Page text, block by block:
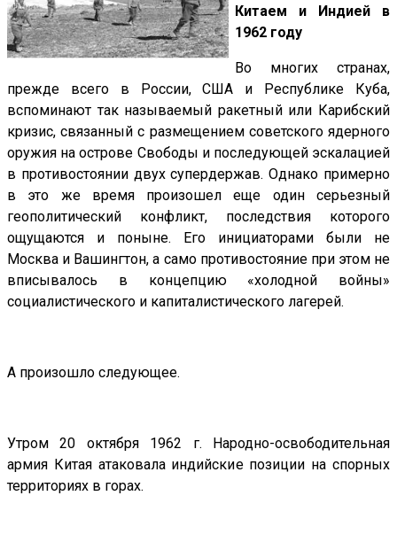
Китаем и Индией в
1962 году
Во многих странах,
прежде всего в России, США и Республике Куба,
вспоминают так называемый ракетный или Карибский
кризис, связанный с размещением советского ядерного
оружия на острове Свободы и последующей эскалацией
в противостоянии двух супердержав. Однако примерно
в это же время произошел еще один серьезный
геополитический конфликт, последствия которого
ощущаются и поныне. Его инициаторами были не
Москва и Вашингтон, а само противостояние при этом не
вписывалось в концепцию «холодной войны»
социалистического и капиталистического лагерей.
А произошло следующее.
Утром 20 октября 1962 г. Народно-освободительная
армия Китая атаковала индийские позиции на спорных
территориях в горах.